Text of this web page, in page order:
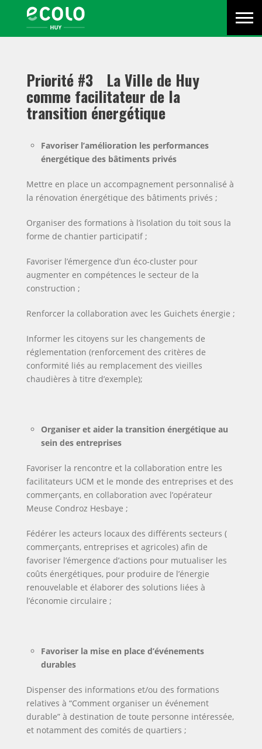
Écolo
Huy
-
un
parti
politique
en
pour
d’aujourd’hui,
pour
de
la
et
des
futures
générations.
Menu
Primaire Menu
Priorité #3 La Ville de Huy
comme facilitateur de la
transition énergétique
Favoriser l’amélioration les performances
énergétique des bâtiments privés
Mettre en place un accompagnement personnalisé à
la rénovation énergétique des bâtiments privés ;
Organiser des formations à l’isolation du toit sous la
forme de chantier participatif ;
Favoriser l’émergence d’un éco-cluster pour
augmenter en compétences le secteur de la
construction ;
Renforcer la collaboration avec les Guichets énergie ;
Informer les citoyens sur les changements de
réglementation (renforcement des critères de
conformité liés au remplacement des vieilles
chaudières à titre d’exemple);
Organiser et aider la transition énergétique au
sein des entreprises
Favoriser la rencontre et la collaboration entre les
facilitateurs UCM et le monde des entreprises et des
commerçants, en collaboration avec l’opérateur
Meuse Condroz Hesbaye ;
Fédérer les acteurs locaux des différents secteurs (
commerçants, entreprises et agricoles) afin de
favoriser l’émergence d’actions pour mutualiser les
coûts énergétiques, pour produire de l’énergie
renouvelable et élaborer des solutions liées à
l’économie circulaire ;
Favoriser la mise en place d’événements
durables
Dispenser des informations et/ou des formations
relatives à “Comment organiser un événement
durable” à destination de toute personne intéressée,
et notamment des comités de quartiers ;